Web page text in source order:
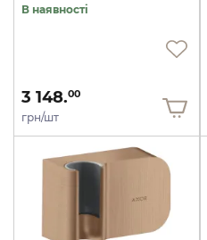
В наявності
3 148.00
грн/шт